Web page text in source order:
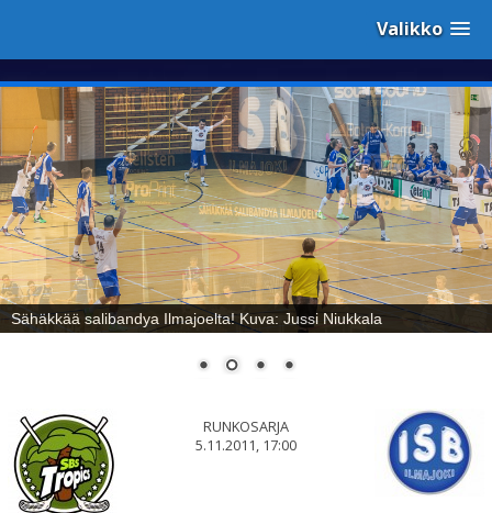
Valikko
Sähäkkää salibandya Ilmajoelta! Kuva: Jussi Niukkala
RUNKOSARJA
5.11.2011, 17:00